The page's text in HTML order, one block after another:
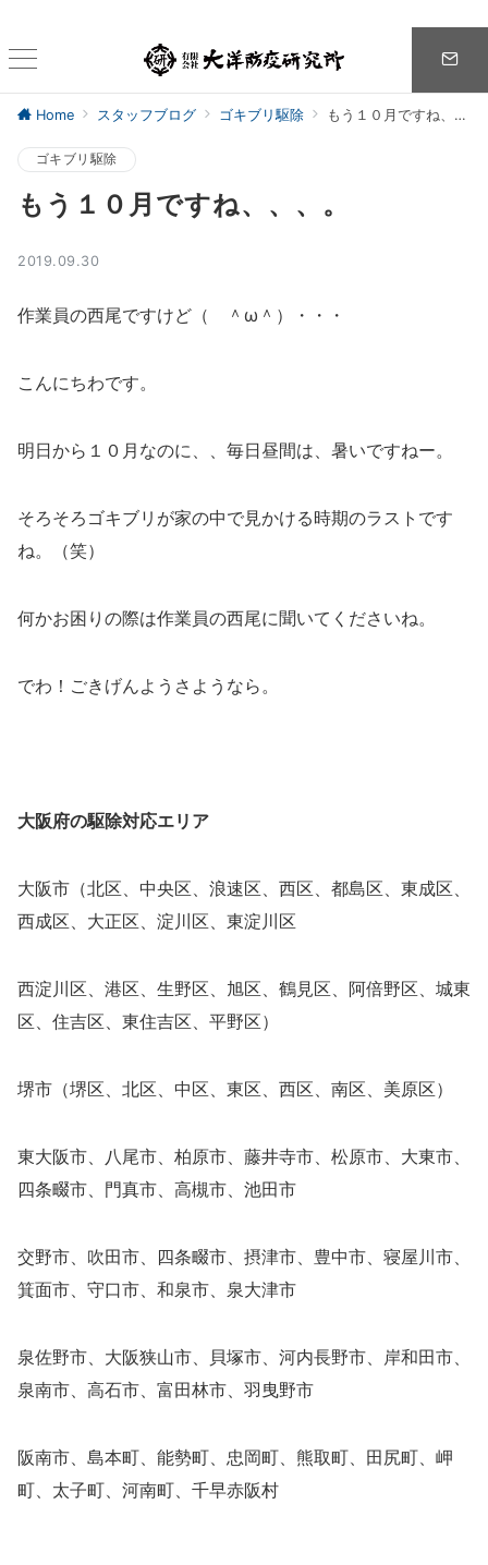
Home スタッフブログ ゴキブリ駆除 もう１０月ですね、、、。
ゴキブリ駆除
もう１０月ですね、、、。
2019.09.30
作業員の西尾ですけど（ ＾ω＾）・・・
こんにちわです。
明日から１０月なのに、、毎日昼間は、暑いですねー。
そろそろゴキブリが家の中で見かける時期のラストです
ね。（笑）
何かお困りの際は作業員の西尾に聞いてくださいね。
でわ！ごきげんようさようなら。
大阪府の駆除対応エリア
大阪市（北区、中央区、浪速区、西区、都島区、東成区、
西成区、大正区、淀川区、東淀川区
西淀川区、港区、生野区、旭区、鶴見区、阿倍野区、城東
区、住吉区、東住吉区、平野区）
堺市（堺区、北区、中区、東区、西区、南区、美原区）
東大阪市、八尾市、柏原市、藤井寺市、松原市、大東市、
四条畷市、門真市、高槻市、池田市
交野市、吹田市、四条畷市、摂津市、豊中市、寝屋川市、
箕面市、守口市、和泉市、泉大津市
泉佐野市、大阪狭山市、貝塚市、河内長野市、岸和田市、
泉南市、高石市、富田林市、羽曳野市
阪南市、島本町、能勢町、忠岡町、熊取町、田尻町、岬
町、太子町、河南町、千早赤阪村